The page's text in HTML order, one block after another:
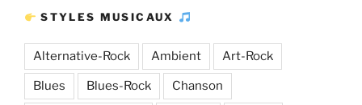
STYLES MUSICAUX
Alternative-Rock Ambient Art-Rock
Blues Blues-Rock Chanson